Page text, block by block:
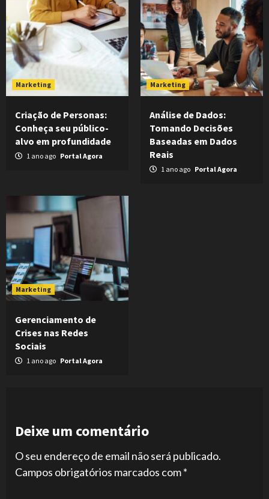
Marketing
Criação de Personas:
Conheça seu público-
alvo em profundidade
1 ano ago Portal Agora
Marketing
Análise de Dados:
Tomando Decisões
Baseadas em Dados
Reais
1 ano ago Portal Agora
Marketing
Gerenciamento de
Crises nas Redes
Sociais
1 ano ago Portal Agora
Deixe um comentário
O seu endereço de email não será publicado.
Campos obrigatórios marcados com*